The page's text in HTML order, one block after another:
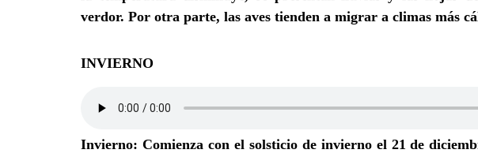
verdor. Por otra parte, las aves tienden a migrar a climas más
INVIERNO
Invierno: Comienza con el solsticio de invierno el 21 de